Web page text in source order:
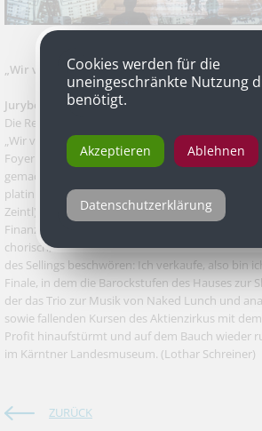
„Wir verkaufen immer“von Robert Woelfl,
Jurybegründung
Die Regisseurin Ute Liepold hat aus dem
„Wir verkaufen immer“ mit einem
Foyer des Kärntner Landesmuseums eine
gemacht. Die drei kleinen Finanzhaie des Stücks
platinblonde Furien der Gier (Jutta Fastian,
Zeintl), drei furiose Power-Agentinnen des
Finanzkapitals, drei atemberaubende
chorisch, verschwörerisch oder brüllend die
des Sellings beschwören: Ich verkaufe, also bin
Finale, in dem die Barockstufen des Hauses zur
der das Trio zur Musik von Naked Lunch und
sowie fallenden Kursen des Aktienzirkus mit
Profit hinaufstürmt und auf dem Bauch wieder
im Kärntner Landesmuseum. (Lothar Schreiner)
ZURÜCK
Cookies werden für die
uneingeschränkte Nutzung
benötigt.
Akzeptieren Ablehnen
Datenschutzerklärung